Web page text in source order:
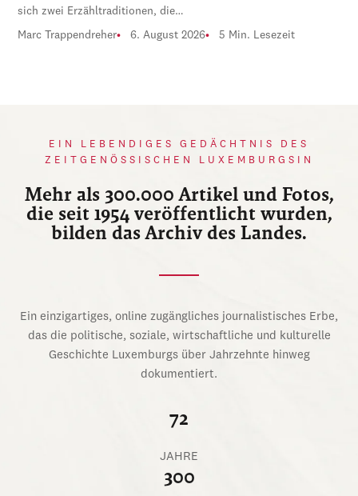
sich zwei Erzähltraditionen, die…
Marc Trappendreher 6. August 2026 5 Min. Lesezeit
EIN LEBENDIGES GEDÄCHTNIS DES
ZEITGENÖSSISCHEN LUXEMBURGSIN
Mehr als 300.000 Artikel und Fotos,
die seit 1954 veröffentlicht wurden,
bilden das Archiv des Landes.
Ein einzigartiges, online zugängliches journalistisches Erbe,
das die politische, soziale, wirtschaftliche und kulturelle
Geschichte Luxemburgs über Jahrzehnte hinweg
dokumentiert.
72
JAHRE
300